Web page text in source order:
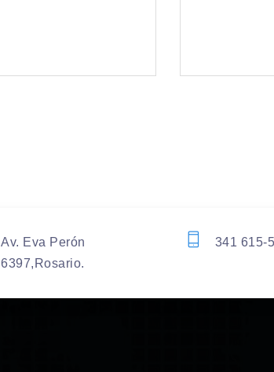
Av. Eva Perón
6397,Rosario.
341 615-